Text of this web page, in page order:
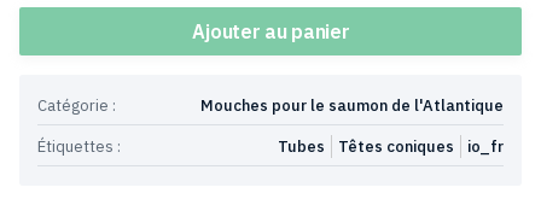
Ajouter au panier
Catégorie :
Mouches pour le saumon de l'Atlantique
Étiquettes :
io_fr
Têtes coniques
Tubes